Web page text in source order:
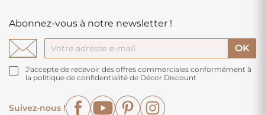
Abonnez-vous à notre newsletter !
J'accepte de recevoir des offres commerciales conformément à
la politique de confidentialité de Décor Discount
Suivez-nous !
FacebookYouTubePinterest